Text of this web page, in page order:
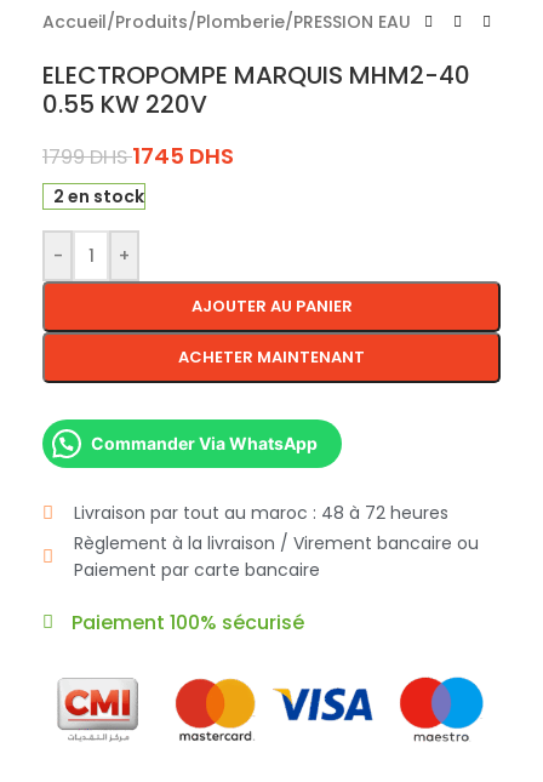
Accueil/Produits/Plomberie/PRESSION EAU
ELECTROPOMPE MARQUIS MHM2-40
0.55 KW 220V
1799DHS 1745 DHS
2 en stock
- +
AJOUTER AU PANIER
ACHETER MAINTENANT
Commander Via WhatsApp
Livraison par tout au maroc : 48 à 72 heures
Règlement à la livraison / Virement bancaire ou
Paiement par carte bancaire
Paiement 100% sécurisé